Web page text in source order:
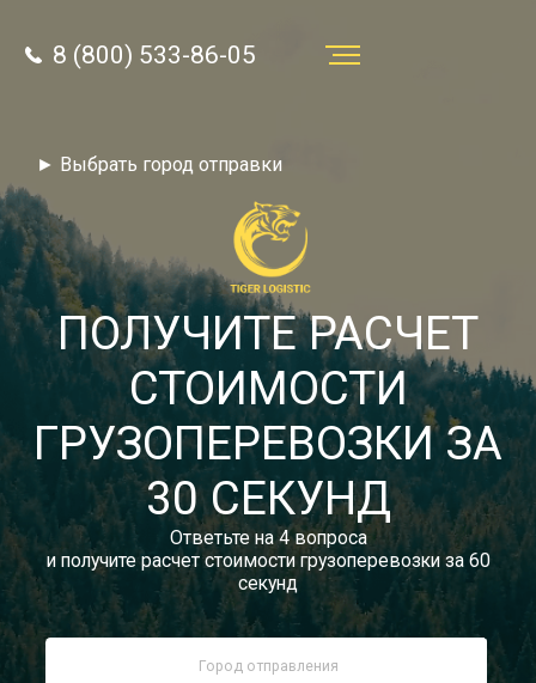
8 (800) 533-86-05
Звонок по России бесплатный
autotransport24@yandex.ru
Заказать звонок
Тарифы
Отзывы
Статьи
Новости
Документы
Контакты
► Выбрать город отправки
8 (800) 533-86-05
ПОЛУЧИТЕ РАСЧЕТ
СТОИМОСТИ
ГРУЗОПЕРЕВОЗКИ ЗА
30 СЕКУНД
Ответьте на 4 вопроса
и получите расчет стоимости грузоперевозки за 60
секунд